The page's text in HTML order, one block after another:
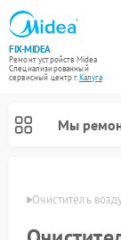
FIX-MIDEA
Ремонт устройств Midea
Специализированный
cервисный центр г.Калуга
Мы
Очиститель